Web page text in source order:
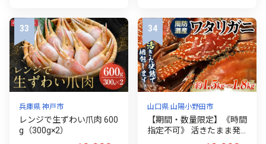
兵庫県 神戸市
レンジで生ずわい爪肉 600
g（300g×2）
山口県 山陽小野田市
【期間・数量限定】《時間
指定不可》 活きたまま発